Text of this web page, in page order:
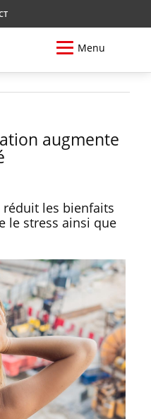
Menu
augmente
les bienfaits
le stress ainsi que